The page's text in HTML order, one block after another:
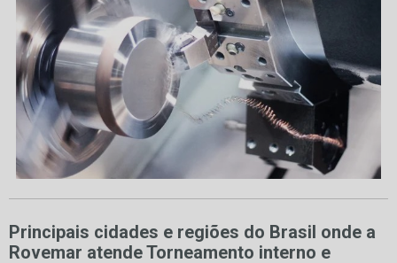
Principais cidades e regiões do Brasil onde a
Rovemar atende Torneamento interno e